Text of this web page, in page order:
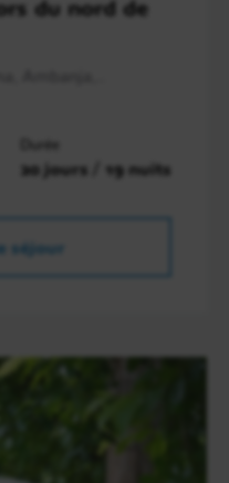
du nord de
Durée
20 jours / 19 nuits
séjour